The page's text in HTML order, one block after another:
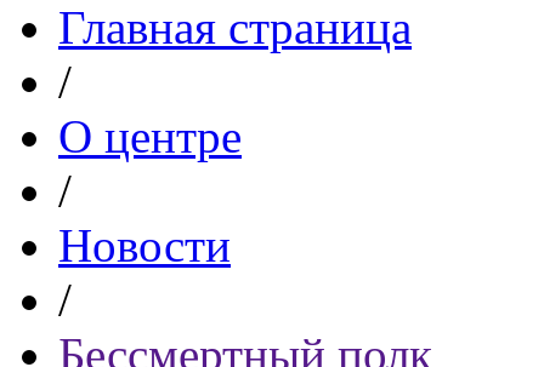
Главная страница
/
О центре
/
Новости
/
Бессмертный полк